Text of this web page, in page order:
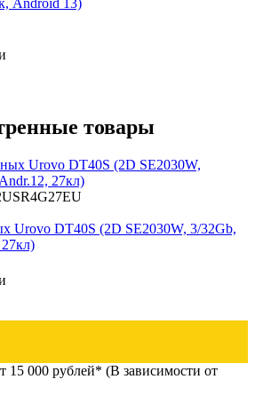
товары
Urovo DT40S (2D SE2030W, 3/32Gb,
15 000 рублей* (В зависимости от